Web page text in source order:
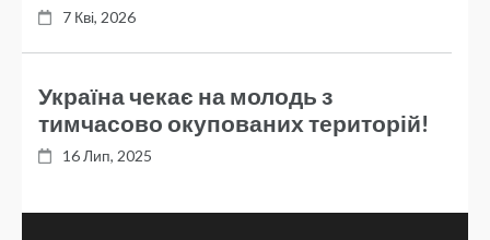
7 Кві, 2026
Україна чекає на молодь з
тимчасово окупованих територій!
16 Лип, 2025